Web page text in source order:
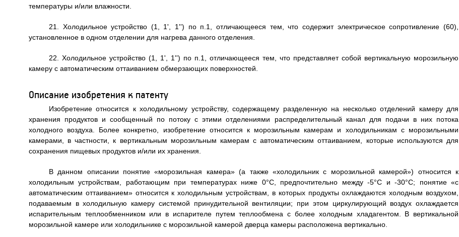
температуры и/или влажности.
21. Холодильное устройство (1, 1', 1'') по п.1, отличающееся тем, что содержит электрическое сопротивление (60),
установленное в одном отделении для нагрева данного отделения.
22. Холодильное устройство (1, 1', 1'') по п.1, отличающееся тем, что представляет собой вертикальную морозильную
камеру с автоматическим оттаиванием обмерзающих поверхностей.
Описание изобретения к патенту
Изобретение относится к холодильному устройству, содержащему разделенную на несколько отделений камеру для
хранения продуктов и сообщенный по потоку с этими отделениями распределительный канал для подачи в них потока
холодного воздуха. Более конкретно, изобретение относится к морозильным камерам и холодильникам с морозильными
камерами, в частности, к вертикальным морозильным камерам с автоматическим оттаиванием, которые используются для
сохранения пищевых продуктов и/или их хранения.
В данном описании понятие «морозильная камера» (а также «холодильник с морозильной камерой») относится к
холодильным устройствам, работающим при температурах ниже 0°C, предпочтительно между -5°C и -30°C; понятие «с
автоматическим оттаиванием» относится к холодильным устройствам, в которых продукты охлаждаются холодным воздухом,
подаваемым в холодильную камеру системой принудительной вентиляции; при этом циркулирующий воздух охлаждается
испарительным теплообменником или в испарителе путем теплообмена с более холодным хладагентом. В вертикальной
морозильной камере или холодильнике с морозильной камерой дверца камеры расположена вертикально.